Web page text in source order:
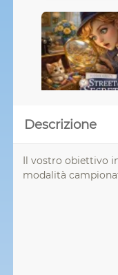
Descrizione
Il vostro obiettivo
modalità